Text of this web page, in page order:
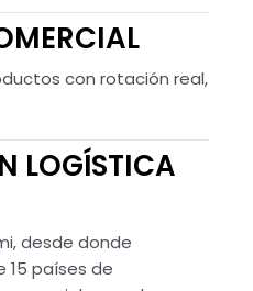
con rotación real,
LOGÍSTICA
desde donde
15 países de